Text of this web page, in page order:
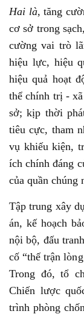
Hai là, tăng
cơ sở trong
cường vai trò
hiệu lực, hiệu
hiệu quả hoạt
thể chính trị -
sở; kịp thời
tiêu cực, tham
vụ khiếu kiện,
ích chính đáng
của quần
Tập trung xây
án, kế hoạch
nội bộ, đấu
cố “thế trận
Trong đó, tổ
Chiến lược
trình phòng